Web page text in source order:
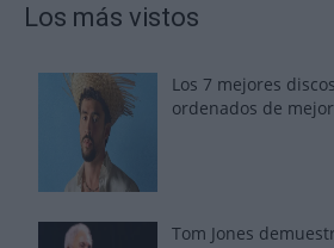
Los más vistos
Los 7 mejores
ordenados de
Tom Jones